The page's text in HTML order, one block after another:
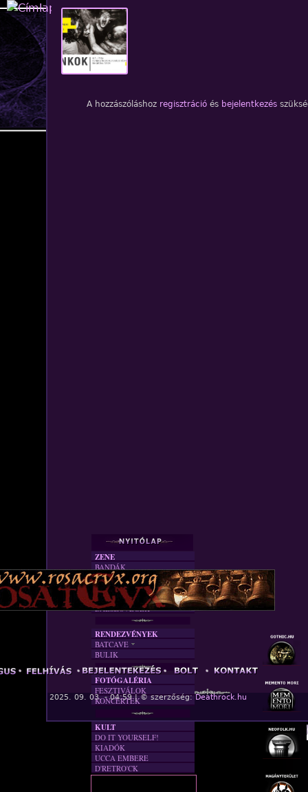
Jump to navigation
A hozzászóláshoz regisztrációés bejelentkezés
2025. 09. 03. - 04:59 | © szerzőség:Deathrock.hu «
ZENE
BANDÁK
DVD
INTERJÚK
FORDÍTÁSOK
DALSZÖVEGEK
RENDEZVÉNYEK
BATCAVE
AKTUÁLIS
A MÚLT
BULIK
FOTÓGALÉRIA
FESZTIVÁLOK
KONCERTEK
KULT
DO IT YOURSELF!
KIADÓK
UCCA EMBERE
D'RETRO'CK